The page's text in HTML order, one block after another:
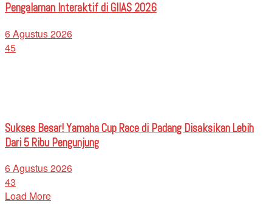
Pengalaman Interaktif di GIIAS 2026
6 Agustus 2026
45
Sukses Besar! Yamaha Cup Race di Padang Disaksikan Lebih
Dari 5 Ribu Pengunjung
6 Agustus 2026
43
Load More